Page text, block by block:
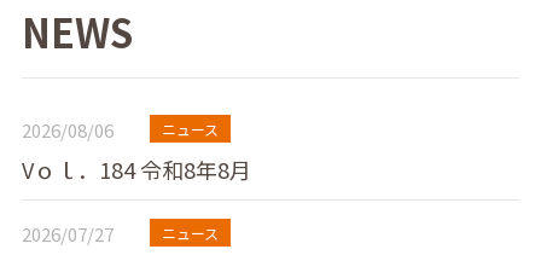
NEWS
2026/08/06 ニュース
Vｏｌ．184 令和8年8月
2026/07/27 ニュース